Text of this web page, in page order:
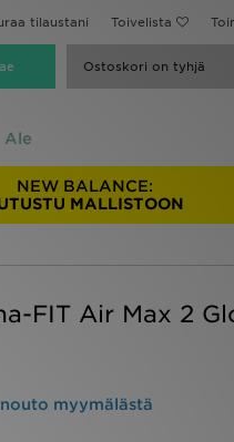
tilaustani Toivelista
Ostoskori on tyhjä
Ale
NEW BALANCE:
MALLISTOON
FIT Air Max 2
myymälästä